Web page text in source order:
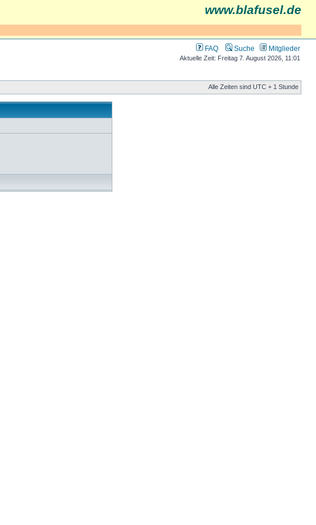
www.blafusel.de
FAQ Suche Mitglieder
Aktuelle Zeit: Freitag 7. August 2026, 11:01
Alle Zeiten sind UTC + 1 Stunde